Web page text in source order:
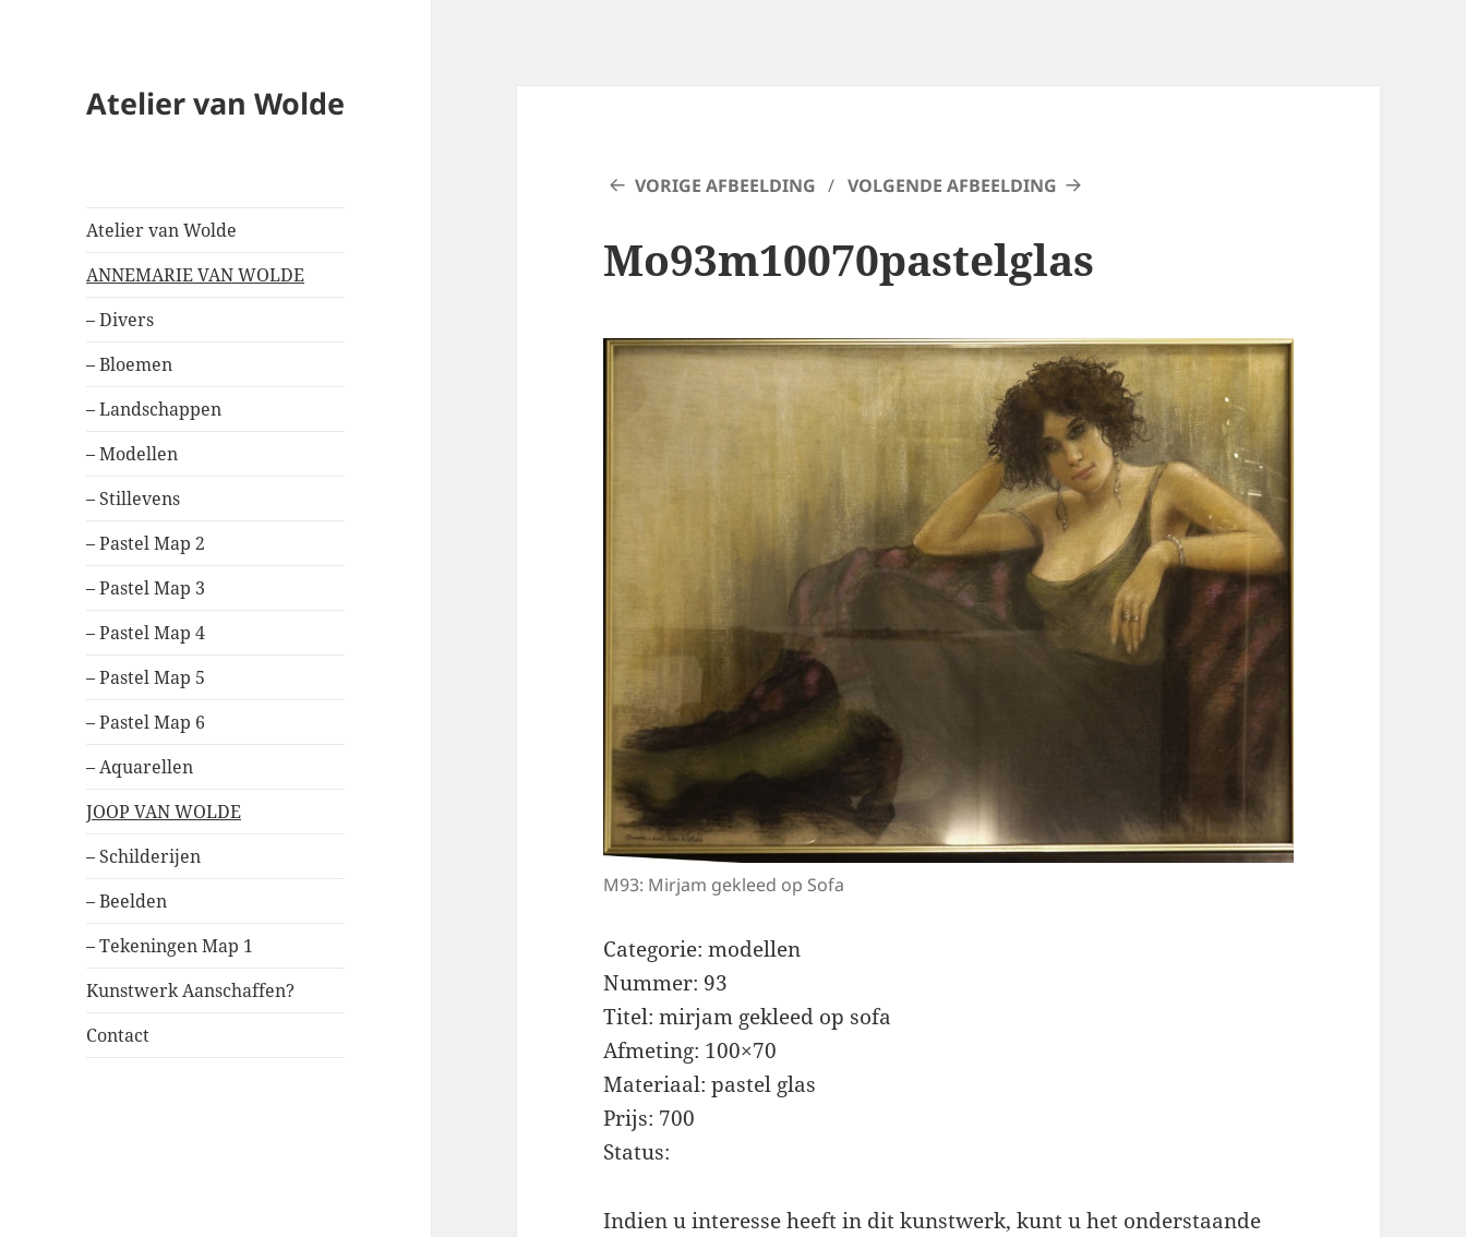
Atelier van Wolde
Atelier van Wolde
ANNEMARIE VAN WOLDE
– Divers
– Bloemen
– Landschappen
– Modellen
– Stillevens
– Pastel Map 2
– Pastel Map 3
– Pastel Map 4
– Pastel Map 5
– Pastel Map 6
– Aquarellen
JOOP VAN WOLDE
– Schilderijen
– Beelden
– Tekeningen Map 1
Kunstwerk Aanschaffen?
Contact
VORIGE AFBEELDING VOLGENDE AFBEELDING
Mo93m10070pastelglas
M93: Mirjam gekleed op Sofa
Categorie: modellen
Nummer: 93
Titel: mirjam gekleed op sofa
Afmeting: 100×70
Materiaal: pastel glas
Prijs: 700
Status:
Indien u interesse heeft in dit kunstwerk, kunt u het onderstaande